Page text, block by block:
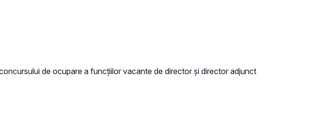
de ocupare a funcțiilor vacante de director și director adjunct